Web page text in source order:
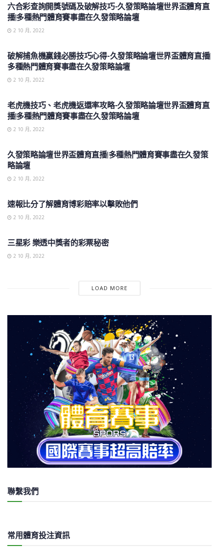
六合彩查詢開獎號碼及破解技巧-久發策略論壇世界盃體育直
播|多種熱門體育賽事盡在久發策略論壇
2 10 月, 2022
破解捕魚機贏錢必勝技巧心得-久發策略論壇世界盃體育直播|
多種熱門體育賽事盡在久發策略論壇
2 10 月, 2022
老虎機技巧、老虎機返還率攻略-久發策略論壇世界盃體育直
播|多種熱門體育賽事盡在久發策略論壇
2 10 月, 2022
久發策略論壇世界盃體育直播|多種熱門體育賽事盡在久發策
略論壇
2 10 月, 2022
速報比分了解體育博彩賠率以擊敗他們
2 10 月, 2022
三星彩 樂透中獎者的彩票秘密
2 10 月, 2022
LOAD MORE
聯繫我們
常用體育投注資訊